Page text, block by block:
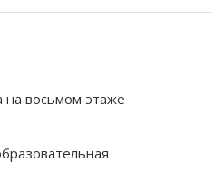
на восьмом этаже